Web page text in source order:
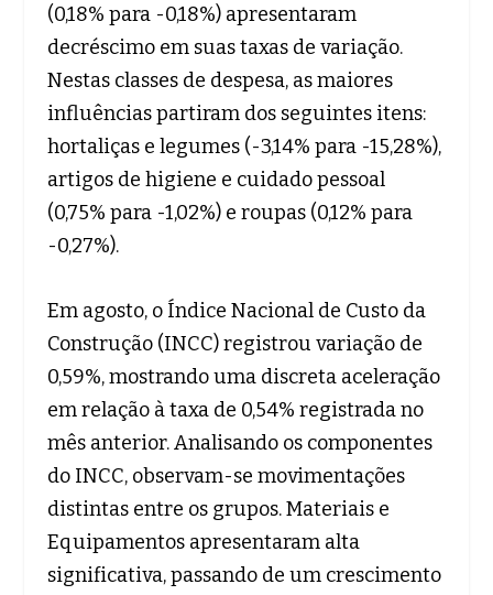
(0,18% para -0,18%) apresentaram
decréscimo em suas taxas de variação.
Nestas classes de despesa, as maiores
influências partiram dos seguintes itens:
hortaliças e legumes (-3,14% para -15,28%),
artigos de higiene e cuidado pessoal
(0,75% para -1,02%) e roupas (0,12% para
-0,27%).
Em agosto, o Índice Nacional de Custo da
Construção (INCC) registrou variação de
0,59%, mostrando uma discreta aceleração
em relação à taxa de 0,54% registrada no
mês anterior. Analisando os componentes
do INCC, observam-se movimentações
distintas entre os grupos. Materiais e
Equipamentos apresentaram alta
significativa, passando de um crescimento